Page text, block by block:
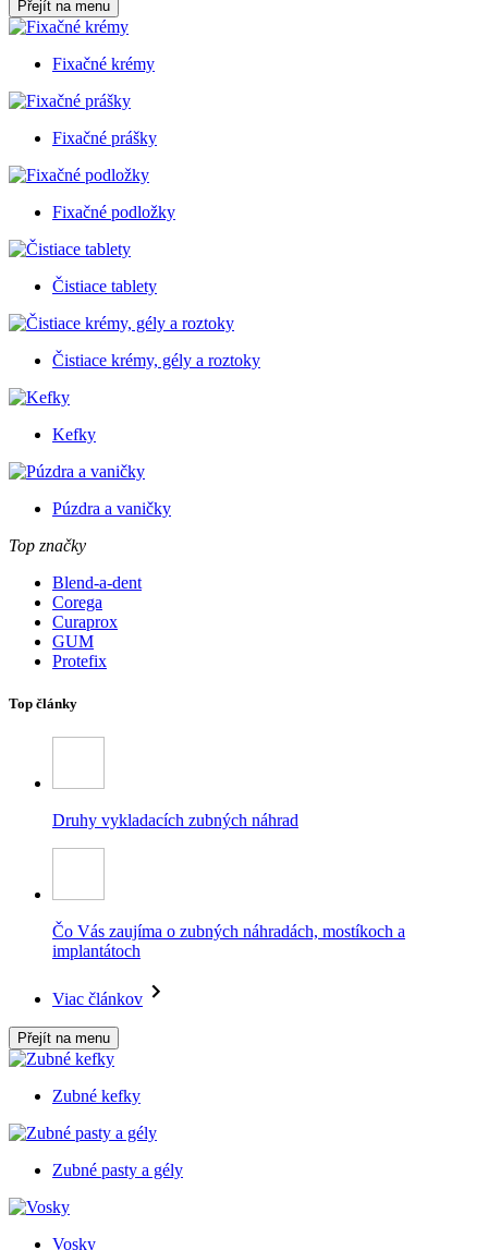
Přejít na menu
Fixačné krémy
Fixačné prášky
Fixačné podložky
Čistiace tablety
Čistiace krémy, gély a roztoky
Kefky
Púzdra a vaničky
Top značky
Blend-a-dent
Corega
Curaprox
GUM
Protefix
Top články
Druhy vykladacích zubných náhrad
Čo Vás zaujíma o zubných náhradách, mostíkoch a
implantátoch
Viac článkov
Přejít na menu
Zubné kefky
Zubné pasty a gély
Vosky